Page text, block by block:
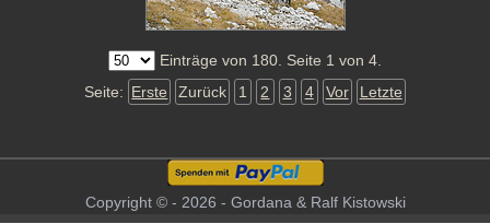
Einträge von 180. Seite 1 von 4.
Seite: Erste Zurück 1 2 3 4 Vor Letzte
Copyright © - 2026 - Gordana & Ralf Kistowski